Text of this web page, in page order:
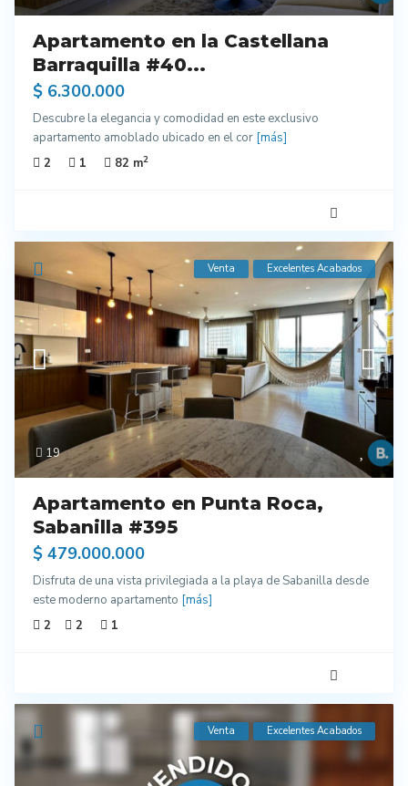
Apartamento en la Castellana
Barraquilla #40...
$ 6.300.000
Descubre la elegancia y comodidad en este exclusivo
apartamento amoblado ubicado en el cor [más]
2
1 82 m2
19
Venta Excelentes Acabados
Apartamento en Punta Roca,
Sabanilla #395
$ 479.000.000
Disfruta de una vista privilegiada a la playa de Sabanilla desde
este moderno apartamento [más]
2
2 1
Venta Excelentes Acabados